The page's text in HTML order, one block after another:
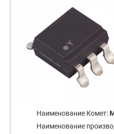
Наименование Комет:
Наименование